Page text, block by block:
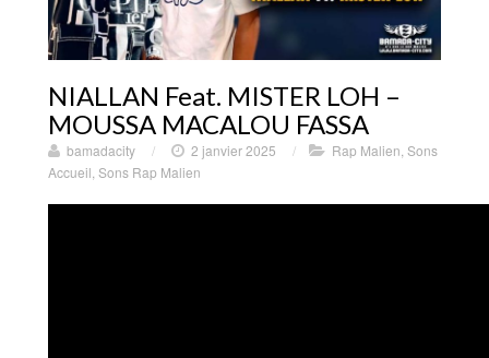
NIALLAN Feat. MISTER LOH –
MOUSSA MACALOU FASSA
bamadacity / 2 janvier 2025 / Rap Malien Sons
Accueil Sons Rap Malien